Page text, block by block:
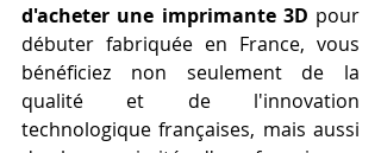
d'acheter une imprimante 3D pour
débuter fabriquée en France, vous
bénéficiez non seulement de la
qualité et de l'innovation
technologique françaises, mais aussi